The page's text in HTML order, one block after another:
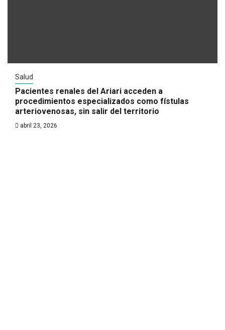
Salud
Pacientes renales del Ariari acceden a
procedimientos especializados como fístulas
arteriovenosas, sin salir del territorio
abril 23, 2026